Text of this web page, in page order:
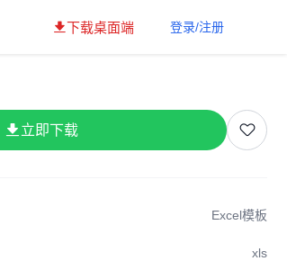
下载桌面端 登录/注册
立即下载
Excel模板
xls